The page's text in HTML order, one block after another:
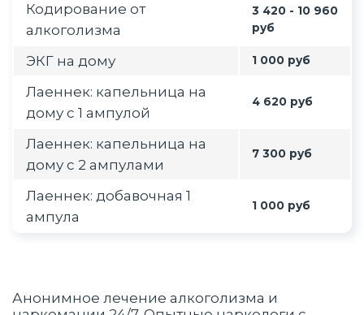
Кодирование от
алкоголизма
3 420 - 10 960
руб
ЭКГ на дому 1 000 руб
Лаеннек: капельница на
дому с 1 ампулой
4 620 руб
Лаеннек: капельница на
дому с 2 ампулами
7 300 руб
Лаеннек: добавочная 1
ампула
1 000 руб
Анонимное лечение алкоголизма и